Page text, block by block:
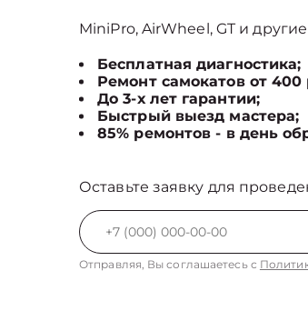
MiniPro, AirWheel, GT и
Бесплатная диагностика;
Ремонт самокатов от 400
До 3-х лет гарантии;
Быстрый выезд мастера;
85% ремонтов - в день
Оставьте заявку для
Отправляя, Вы соглашаетесь с